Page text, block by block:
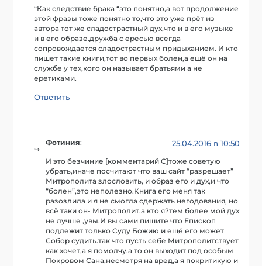
“Как следствие брака “это понятно,а вот продолжение
этой фразы тоже понятно то,что это уже прёт из
автора тот же сладострастный дух,что и в его музыке
и в его образе.дружба с ересью всегда
сопровождается сладострастным придыханием. И кто
пишет такие книги,тот во первых болен,а ещё он на
службе у тех,кого он называет братьями а не
еретиками.
Ответить
Фотиния: 25.04.2016 в 10:50
И это безчиние [комментарий С]тоже советую
убрать,иначе посчитают что ваш сайт “разрешает”
Митрополита злословить, и образ его и дух,и что
“болен”,это неполезно.Книга его меня так
разозлила и я не смогла сдержать негодования, но
всё таки он- Митрополит.а кто я?тем более мой дух
не лучше ,увы.И вы сами пишите что Епископ
подлежит только Суду Божию и ещё его может
Собор судить.так что пусть себе Митрополитствует
как хочет,а я помолчу.а то он выходит под особым
Покровом Сана,несмотря на вред,а я покритикую и